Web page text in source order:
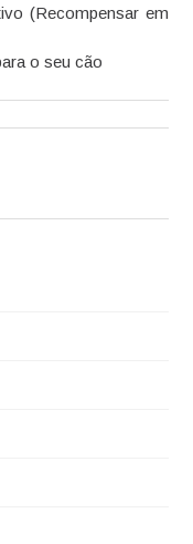
(Recompensar em
o seu cão